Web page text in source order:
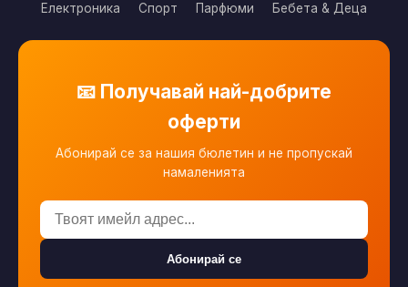
Електроника
Спорт Парфюми Бебета & Деца
📧 Получавай най-добрите
оферти
Абонирай се за нашия бюлетин и не пропускай
намаленията
Абонирай се